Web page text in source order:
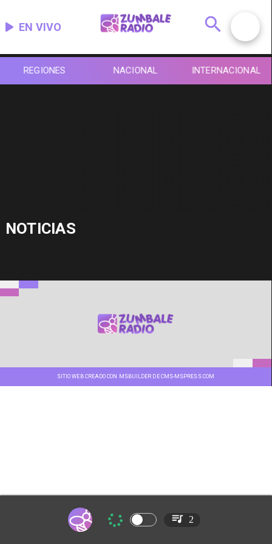
EN VIVO
REGIONES NACIONAL INTERNACIONAL
NOTICIAS
SITIO WEB CREADO CON MSBUILDER DE CMS-MSPRESS.COM
2